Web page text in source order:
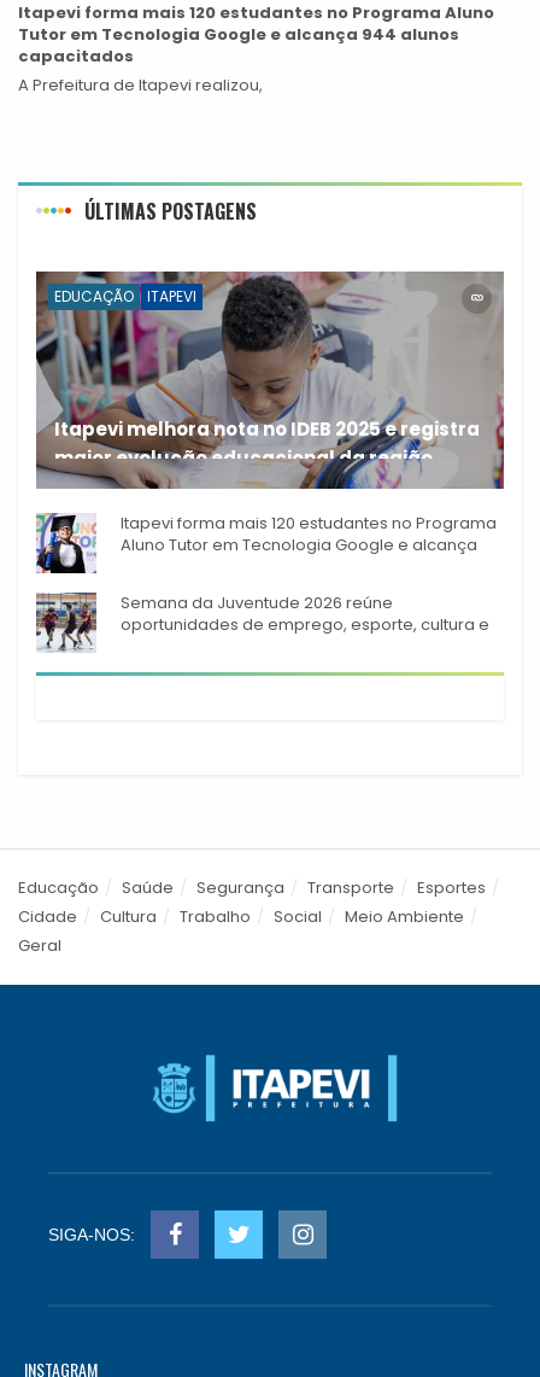
Itapevi forma mais 120 estudantes no Programa Aluno
Tutor em Tecnologia Google e alcança 944 alunos
capacitados
A Prefeitura de Itapevi realizou,
ÚLTIMAS POSTAGENS
EDUCAÇÃO ITAPEVI
Itapevi melhora nota no IDEB 2025 e registra
maior evolução educacional da região
A rede municipal de ensino
Itapevi forma mais 120 estudantes no Programa
Aluno Tutor em Tecnologia Google e alcança
Semana da Juventude 2026 reúne
oportunidades de emprego, esporte, cultura e
Educação Saúde Segurança Transporte
Esportes
Cidade
Cultura Trabalho Social
Meio Ambiente
Geral
SIGA-NOS:
INSTAGRAM